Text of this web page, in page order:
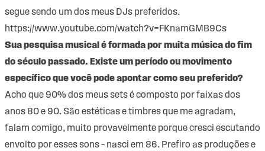
segue sendo um dos meus DJs preferidos.
https://www.youtube.com/watch?v=FKnamGMB9Cs
Sua pesquisa musical é formada por muita música do fim
do século passado. Existe um período ou movimento
específico que você pode apontar como seu preferido?
Acho que 90% dos meus sets é composto por faixas dos
anos 80 e 90. São estéticas e timbres que me agradam,
falam comigo, muito provavelmente porque cresci escutando
envolto por esses sons – nasci em 86. Prefiro as produções e